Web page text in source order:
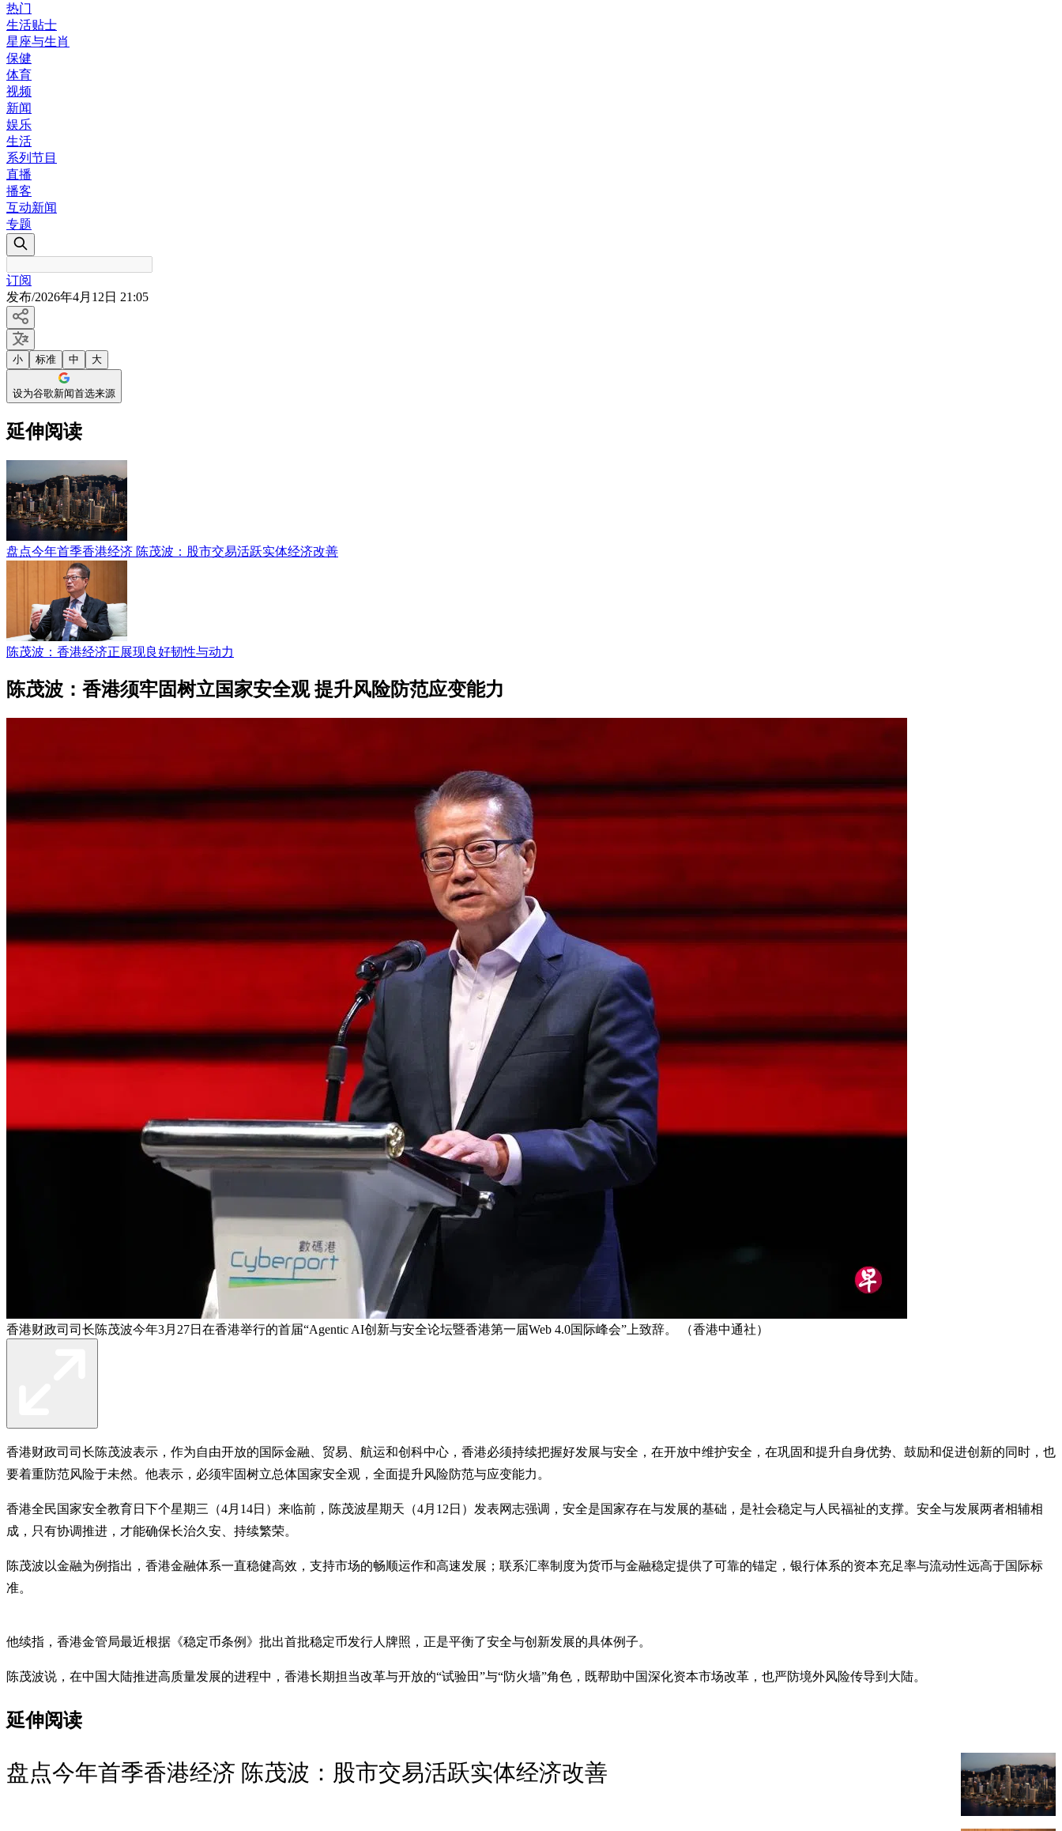
热门
生活贴士
星座与生肖
保健
体育
视频
新闻
娱乐
生活
系列节目
直播
播客
互动新闻
专题
订阅
发布/2026年4月12日 21:05
小 标准 中 大
设为谷歌新闻首选来源
延伸阅读
盘点今年首季香港经济 陈茂波：股市交易活跃实体经济改善
陈茂波：香港经济正展现良好韧性与动力
陈茂波：香港须牢固树立国家安全观 提升风险防范应变能力
香港财政司司长陈茂波今年3月27日在香港举行的首届“Agentic AI创新与安全论坛暨香港第一届Web 4.0国际峰会”上致辞。 （香港中通社）
香港财政司司长陈茂波表示，作为自由开放的国际金融、贸易、航运和创科中心，香港必须持续把握好发展与安全，在开放中维护安全，在巩固和提升自身优势、鼓励和促进创新的同时，也
要着重防范风险于未然。他表示，必须牢固树立总体国家安全观，全面提升风险防范与应变能力。
香港全民国家安全教育日下个星期三（4月14日）来临前，陈茂波星期天（4月12日）发表网志强调，安全是国家存在与发展的基础，是社会稳定与人民福祉的支撑。安全与发展两者相辅相
成，只有协调推进，才能确保长治久安、持续繁荣。
陈茂波以金融为例指出，香港金融体系一直稳健高效，支持市场的畅顺运作和高速发展；联系汇率制度为货币与金融稳定提供了可靠的锚定，银行体系的资本充足率与流动性远高于国际标
准。
他续指，香港金管局最近根据《稳定币条例》批出首批稳定币发行人牌照，正是平衡了安全与创新发展的具体例子。
陈茂波说，在中国大陆推进高质量发展的进程中，香港长期担当改革与开放的“试验田”与“防火墙”角色，既帮助中国深化资本市场改革，也严防境外风险传导到大陆。
延伸阅读
盘点今年首季香港经济 陈茂波：股市交易活跃实体经济改善